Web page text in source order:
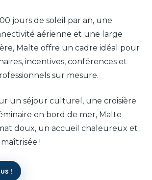
jours de soleil par an, une
aérienne et une large
Malte offre un cadre idéal pour
incentives, conférences et
sur mesure.
un séjour culturel, une croisière
en bord de mer, Malte
doux, un accueil chaleureux et
!
!